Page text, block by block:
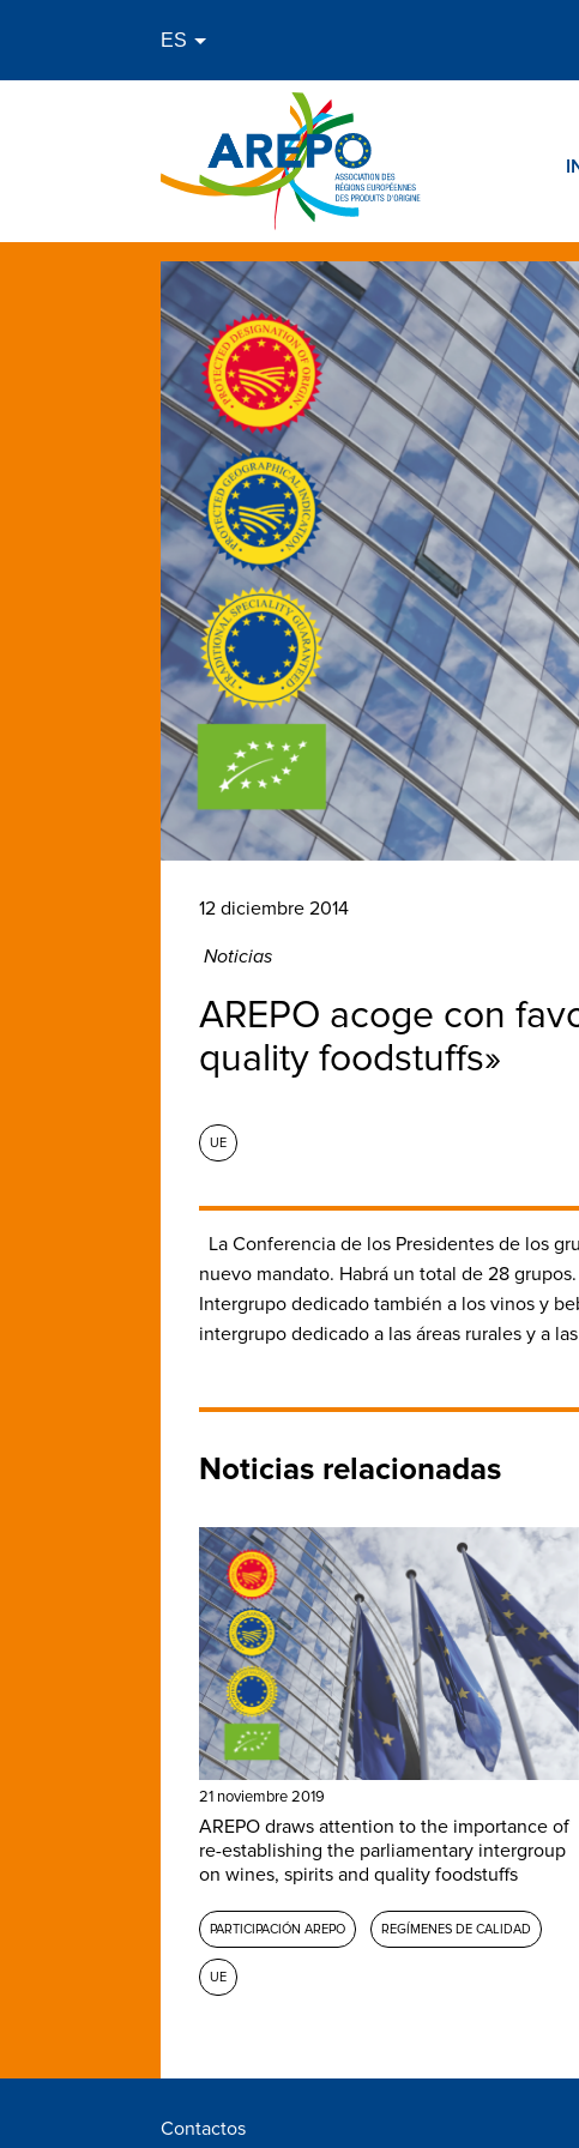
12 diciembre 2014
Noticias
AREPO acoge con
quality foodstuffs»
UE
La Conferencia de los Presidentes de los
nuevo mandato. Habrá un total de 28 grupos.
Intergrupo dedicado también a los vinos y
intergrupo dedicado a las áreas rurales y a
Noticias relacionadas
21 noviembre 2019
AREPO draws attention to the importance of
re-establishing the parliamentary intergroup
on wines, spirits and quality foodstuffs
PARTICIPACIÓN AREPO REGÍMENES DE CALIDAD
UE
Contactos